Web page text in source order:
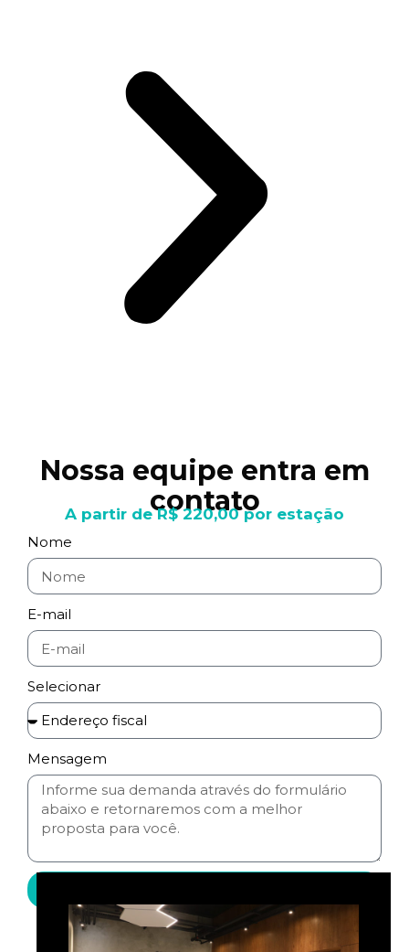
Nossa equipe entra em
contato
A partir de R$ 220,00 por estação
Nome
E-mail
Selecionar
Mensagem